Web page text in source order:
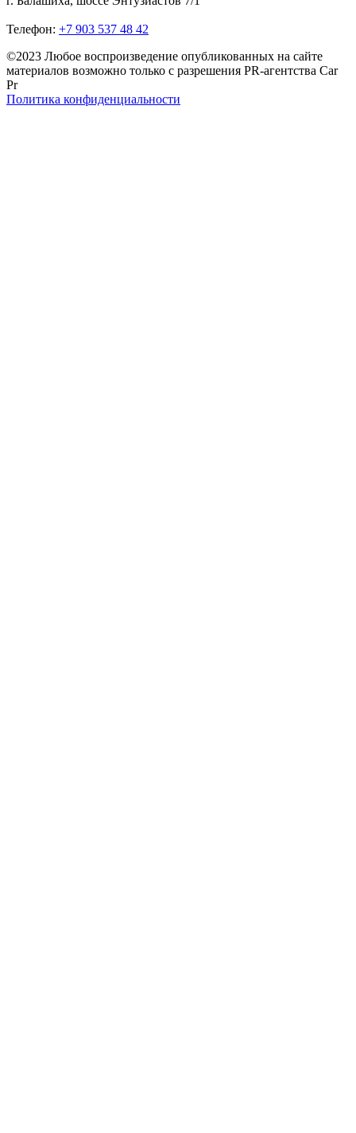
Телефон: +7 903 537 48 42
©2023 Любое воспроизведение опубликованных на сайте
материалов возможно только с разрешения PR-агентства Car
Pr
Политика конфиденциальности